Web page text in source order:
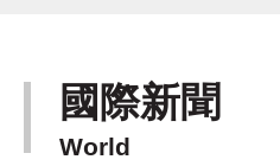
國際新聞
World